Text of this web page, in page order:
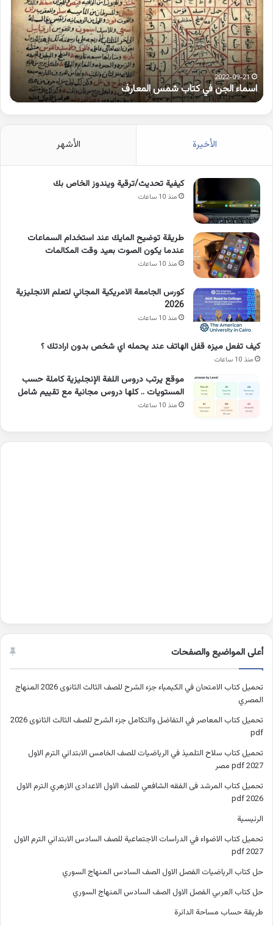
متطرفة
على
الواو
2021-10-25
كلمات بها همزة متطرفة على الواو
الأخيرة الأشهر
كيفية تحديث/ترقية ويندوز الخاص بك
منذ 10 ساعات
طريقة توضيح المايك عند استخدام السماعات
عندما يكون الصوت بعيد وقت المكالمات
منذ 10 ساعات
كورس الجامعة الامريكية المجاني لتعلم الانجليزية
2026
منذ 10 ساعات
كيف تفعل ميزه قفل الهاتف عند يحمله اي شخص بدون ارادتك ؟
منذ 10 ساعات
موقع يرتب دروس اللغة الإنجليزية كاملة حسب
المستويات .. كلها دروس مجانية مع تقييم شامل
منذ 10 ساعات
أعلى المواضيع والصفحات
تحميل كتاب الامتحان في الكيمياء جزء الشرح للصف الثالث الثانوى 2026 المنهاج
المصري
تحميل كتاب المعاصر في التفاضل والتكامل جزء الشرح للصف الثالث الثانوى 2026
pdf
تحميل كتاب سلاح التلميذ في الرياضيات للصف الخامس الابتدائي الترم الاول
2027 pdf مصر
تحميل كتاب المرشد فى الفقه الشافعي للصف الاول الاعدادى الازهري الترم الاول
2026 pdf
الرئيسية
تحميل كتاب الاضواء في الدراسات الاجتماعية للصف السادس الابتدائي الترم الاول
2027 pdf
حل كتاب الرياضيات الفصل الاول الصف السادس المنهاج السوري
حل كتاب العربي الفصل الاول الصف السادس المنهاج السوري
طريقة حساب مساحة الدائرة